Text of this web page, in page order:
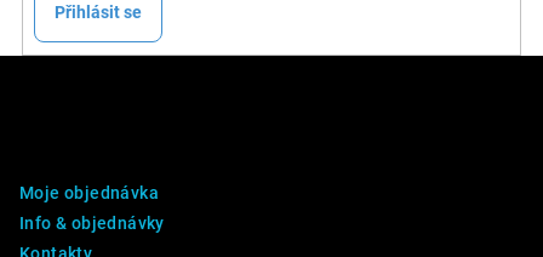
Přihlásit se
Moje objednávka
Info & objednávky